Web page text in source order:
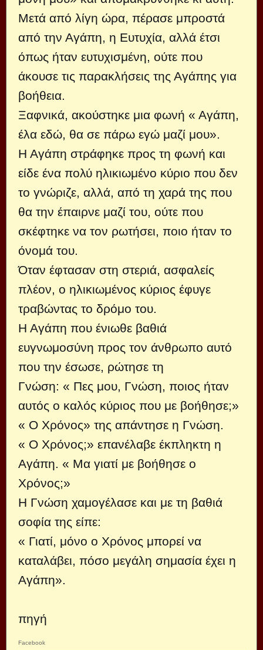
Μετά από λίγη ώρα, πέρασε μπροστά
από την Αγάπη, η Ευτυχία, αλλά έτσι
όπως ήταν ευτυχισμένη, ούτε που
άκουσε τις παρακλήσεις της Αγάπης για
βοήθεια.
Ξαφνικά, ακούστηκε μια φωνή « Αγάπη,
έλα εδώ, θα σε πάρω εγώ μαζί μου».
Η Αγάπη στράφηκε προς τη φωνή και
είδε ένα πολύ ηλικιωμένο κύριο που δεν
το γνώριζε, αλλά, από τη χαρά της που
θα την έπαιρνε μαζί του, ούτε που
σκέφτηκε να τον ρωτήσει, ποιο ήταν το
όνομά του.
Όταν έφτασαν στη στεριά, ασφαλείς
πλέον, ο ηλικιωμένος κύριος έφυγε
τραβώντας το δρόμο του.
Η Αγάπη που ένιωθε βαθιά
ευγνωμοσύνη προς τον άνθρωπο αυτό
που την έσωσε, ρώτησε τη
Γνώση: « Πες μου, Γνώση, ποιος ήταν
αυτός ο καλός κύριος που με βοήθησε;»
« Ο Χρόνος» της απάντησε η Γνώση.
« Ο Χρόνος;» επανέλαβε έκπληκτη η
Αγάπη. « Μα γιατί με βοήθησε ο
Χρόνος;»
Η Γνώση χαμογέλασε και με τη βαθιά
σοφία της είπε:
« Γιατί, μόνο ο Χρόνος μπορεί να
καταλάβει, πόσο μεγάλη σημασία έχει η
Αγάπη».
πηγή
Facebook